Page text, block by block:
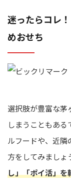
迷ったらコレ
めおせち
選択肢が豊富な茅
しまうこともあ
ルフードや、近隣
方をしてみましょ
し」「ポイ活」を